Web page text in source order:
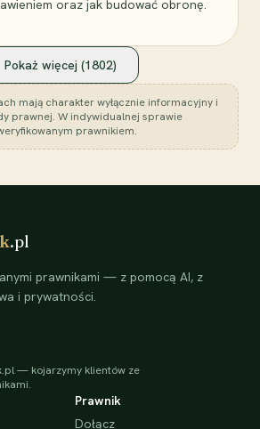
oraz jak budować obronę.
Pokaż więcej (1802)
mają charakter wyłącznie informacyjny i
prawnej. W indywidualnej sprawie
prawnikiem.
.pl
prawnikami — z pomocą AI, z
i prywatności.
— kojarzymy klientów ze
Prawnik
Dołącz